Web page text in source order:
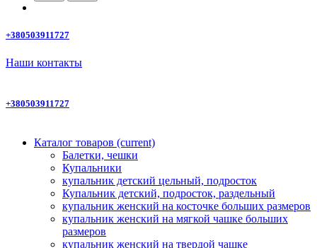
+380503911727
Наши контакты
+380503911727
Каталог товаров (current)
Балетки, чешки
Купальники
купальник детский цельный, подросток
Купальник детский, подросток, раздельный
купальник женский на косточке больших размеров
купальник женский на мягкой чашке больших
размеров
купальник женский на твердой чашке